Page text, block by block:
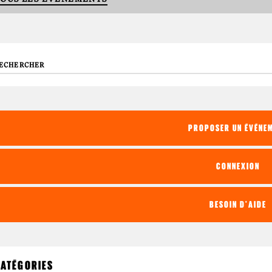
PROPOSER UN
CONNEXION
BESOIN D'AIDE